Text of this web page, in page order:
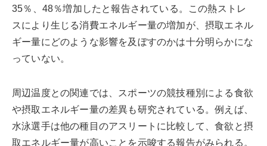
35％、48％増加したと報告されている。この熱ストレ
スにより生じる消費エネルギー量の増加が、摂取エネル
ギー量にどのような影響を及ぼすのかは十分明らかにな
っていない。
周辺温度との関連では、スポーツの競技種別による食欲
や摂取エネルギー量の差異も研究されている。例えば、
水泳選手は他の種目のアスリートに比較して、食欲と摂
取エネルギー量が高いことを示唆する報告がみられる。